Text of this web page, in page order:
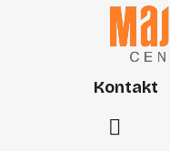
Kontakt